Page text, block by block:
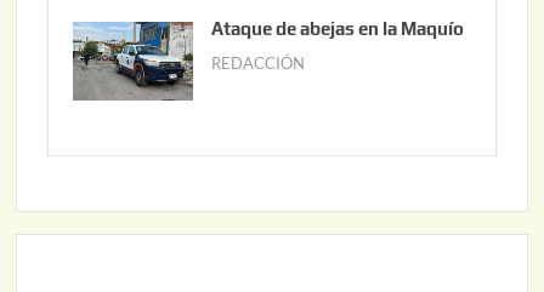
,
2
0
6
n
i
o
Ataque de abejas en la Maquío
REDACCIÓN
o
2